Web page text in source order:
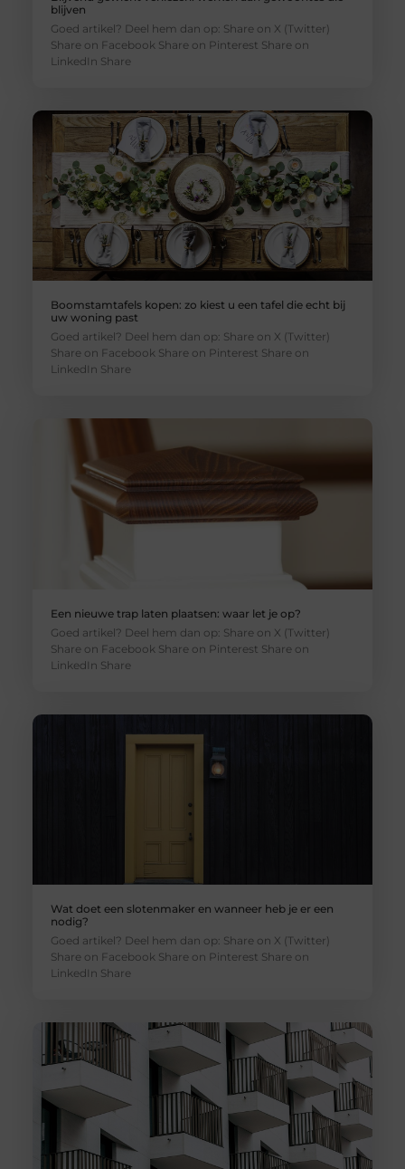
blijven
Goed artikel? Deel hem dan op: Share on X (Twitter)
Share on Facebook Share on Pinterest Share on
LinkedIn Share
Boomstamtafels kopen: zo kiest u een tafel die echt bij
uw woning past
Goed artikel? Deel hem dan op: Share on X (Twitter)
Share on Facebook Share on Pinterest Share on
LinkedIn Share
Een nieuwe trap laten plaatsen: waar let je op?
Goed artikel? Deel hem dan op: Share on X (Twitter)
Share on Facebook Share on Pinterest Share on
LinkedIn Share
Wat doet een slotenmaker en wanneer heb je er een
nodig?
Goed artikel? Deel hem dan op: Share on X (Twitter)
Share on Facebook Share on Pinterest Share on
LinkedIn Share